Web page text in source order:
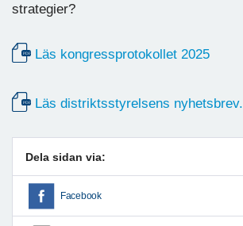
strategier?
Läs kongressprotokollet 2025
Läs distriktsstyrelsens nyhetsbrev.
Dela sidan via:
Facebook